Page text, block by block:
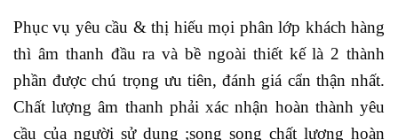
Phục vụ yêu cầu & thị hiếu mọi phân lớp khách hàng
thì âm thanh đầu ra và bề ngoài thiết kế là 2 thành
phần được chú trọng ưu tiên, đánh giá cẩn thận nhất.
Chất lượng âm thanh phải xác nhận hoàn thành yêu
cầu của người sử dụng ;song song chất lượng hoàn